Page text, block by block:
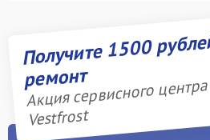
Получите 1500
ремонт
Акция сервисного центра
Vestfrost